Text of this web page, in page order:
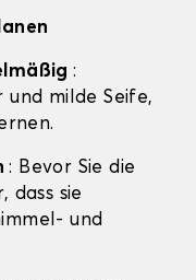
:
und milde Seife,
: Bevor Sie die
dass sie
und